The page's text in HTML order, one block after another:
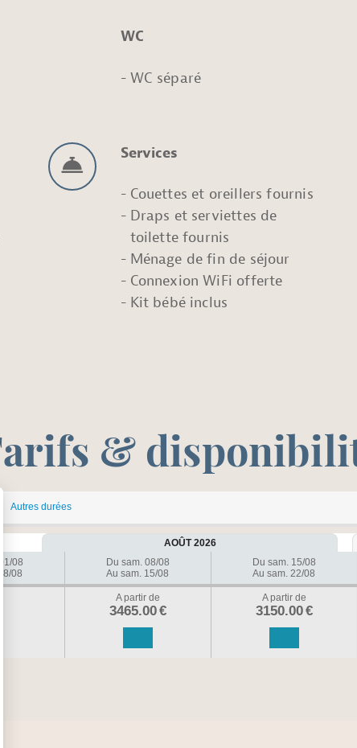
WC
WC séparé
Services
Couettes et oreillers fournis
Draps et serviettes de
toilette fournis
Ménage de fin de séjour
Connexion WiFi offerte
Kit bébé inclus
&
Autres durées
AOÛT 2026
08
08
Du sam. 08/08
Au sam. 15/08
Du sam. 15/08
Au sam. 22/08
A partir de
3465.00€
A partir de
3150.00€